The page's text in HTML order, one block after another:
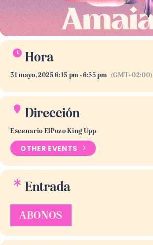
Hora
31 mayo, 2025 6:15 pm - 6:55 pm (GMT+02:00)
Dirección
Escenario ElPozo King Upp
OTHER EVENTS
Entrada
ABONOS